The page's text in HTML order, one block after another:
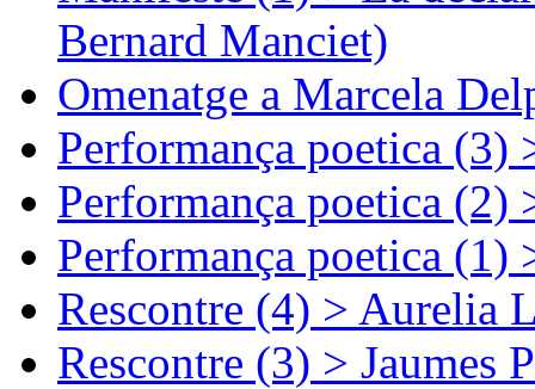
Bernard Manciet)
Omenatge a Marcela
Performança poetica (3)
Performança poetica (2)
Performança poetica (1)
Rescontre (4) > Aurelia
Rescontre (3) > Jaumes